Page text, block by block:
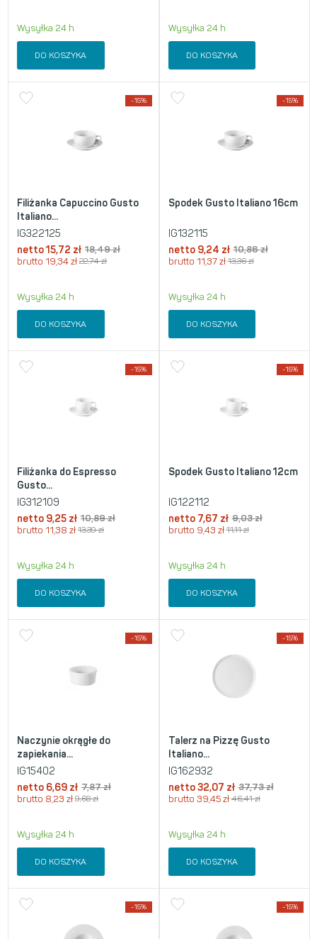
Wysyłka 24 h
DO KOSZYKA
Wysyłka 24 h
DO KOSZYKA
-15%
Filiżanka Capuccino Gusto
Italiano...
IG322125
netto15,72 zł 18,49zł
brutto 19,34 zł 22,74zł
Wysyłka 24 h
DO KOSZYKA
-15%
Spodek Gusto Italiano 16cm
IG132115
netto 9,24 zł 10,86zł
brutto 11,37 zł 13,36zł
Wysyłka 24 h
DO KOSZYKA
-15%
Filiżanka do Espresso
Gusto...
IG312109
netto 9,25 zł 10,89zł
brutto 11,38 zł 13,39zł
Wysyłka 24 h
DO KOSZYKA
-15%
Spodek Gusto Italiano 12cm
IG122112
netto 7,67 zł 9,03zł
brutto 9,43 zł 11,11zł
Wysyłka 24 h
DO KOSZYKA
-15%
Naczynie okrągłe do
zapiekania...
IG15402
netto 6,69 zł 7,87zł
brutto 8,23 zł 9,68zł
Wysyłka 24 h
DO KOSZYKA
-15%
Talerz na Pizzę Gusto
Italiano...
IG162932
netto 32,07 zł 37,73zł
brutto 39,45 zł 46,41zł
Wysyłka 24 h
DO KOSZYKA
-15% -15%